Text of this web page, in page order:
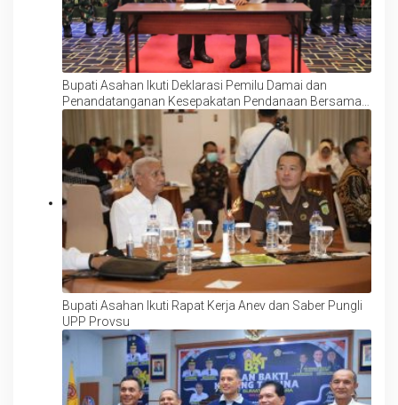
Bupati Asahan Ikuti Deklarasi Pemilu Damai dan
Penandatanganan Kesepakatan Pendanaan Bersama
Pilkada Serentak 2024
Bupati Asahan Ikuti Rapat Kerja Anev dan Saber Pungli
UPP Provsu